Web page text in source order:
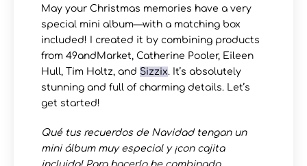
May your Christmas memories have a very
special mini album—with a matching box
included! I created it by combining products
from 49andMarket, Catherine Pooler, Eileen
Hull, Tim Holtz, and Sizzix. It’s absolutely
stunning and full of charming details. Let’s
get started!
Qué tus recuerdos de Navidad tengan un
mini álbum muy especial y ¡con cajita